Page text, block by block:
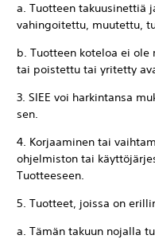
a. Tuotteen takuusinettiä
vahingoitettu, muutettu,
b. Tuotteen koteloa ei
tai poistettu tai yritetty
3. SIEE voi harkintansa
sen.
4. Korjaaminen tai
ohjelmiston tai
Tuotteeseen.
5. Tuotteet, joissa on
a. Tämän takuun nojalla